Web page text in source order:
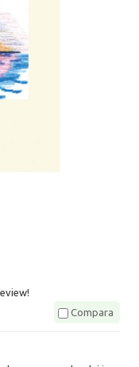
Compara